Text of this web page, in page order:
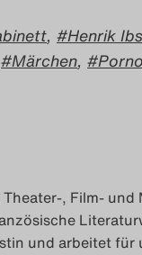
, Henrik
Märchen, Porno
, Film-
und arbeitet für